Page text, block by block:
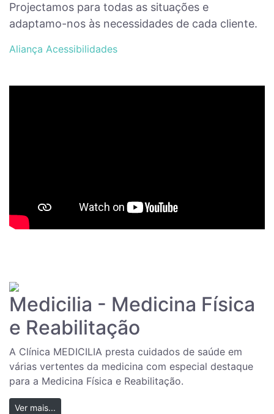
Projectamos para todas as situações e
adaptamo-nos às necessidades de cada cliente.
Aliança Acessibilidades
Medicilia - Medicina Física
e Reabilitação
A Clínica MEDICILIA presta cuidados de saúde em
várias vertentes da medicina com especial destaque
para a Medicina Física e Reabilitação.
Ver mais...